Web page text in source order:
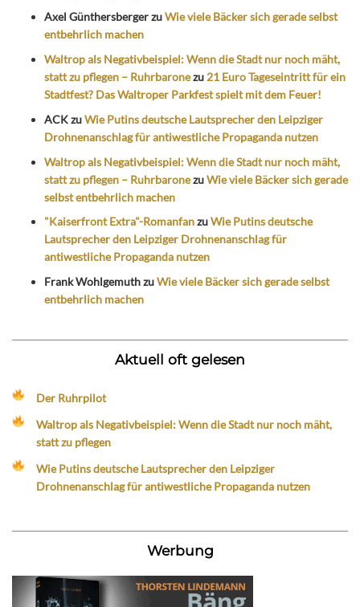
Axel GünthersbergerzuWie viele Bäcker sich gerade selbst
entbehrlich machen
Waltrop als Negativbeispiel: Wenn die Stadt nur noch mäht,
statt zu pflegen – Ruhrbaronezu 21 Euro Tageseintritt für ein
Stadtfest? Das Waltroper Parkfest spielt mit dem Feuer!
ACKzuWie Putins deutsche Lautsprecher den Leipziger
Drohnenanschlag für antiwestliche Propaganda nutzen
Waltrop als Negativbeispiel: Wenn die Stadt nur noch mäht,
statt zu pflegen – RuhrbaronezuWie viele Bäcker sich gerade
selbst entbehrlich machen
"Kaiserfront Extra"-RomanfanzuWie Putins deutsche
Lautsprecher den Leipziger Drohnenanschlag für
antiwestliche Propaganda nutzen
Frank WohlgemuthzuWie viele Bäcker sich gerade selbst
entbehrlich machen
Aktuell oft gelesen
Der Ruhrpilot
Waltrop als Negativbeispiel: Wenn die Stadt nur noch mäht,
statt zu pflegen
Wie Putins deutsche Lautsprecher den Leipziger
Drohnenanschlag für antiwestliche Propaganda nutzen
Werbung